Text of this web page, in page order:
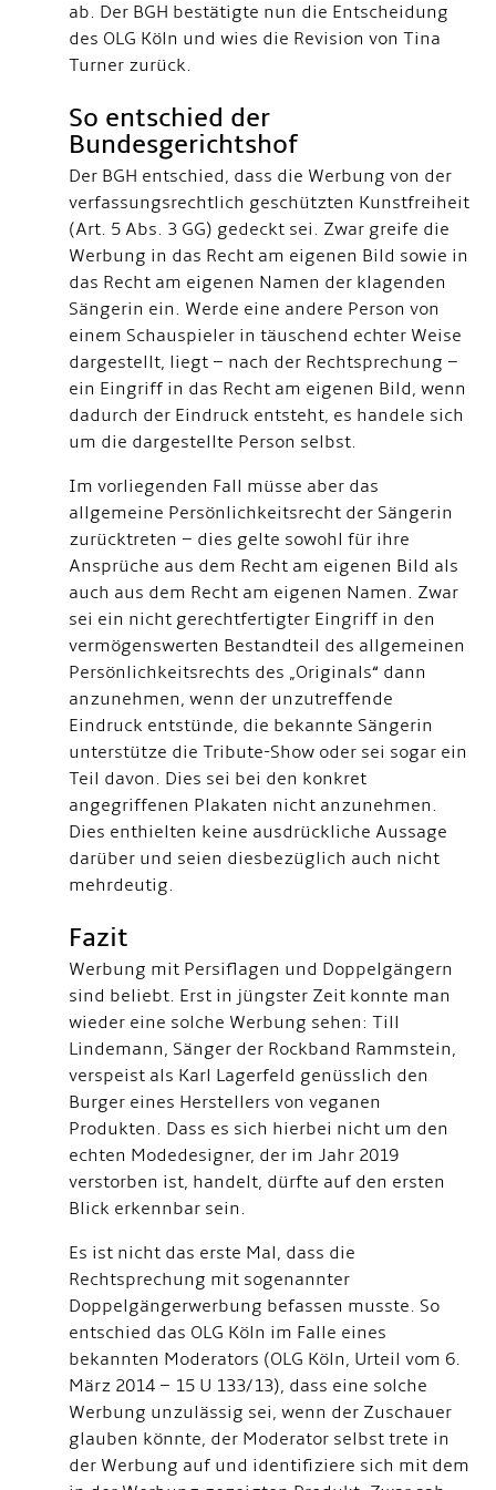
ab. Der BGH bestätigte nun die Entscheidung
des OLG Köln und wies die Revision von Tina
Turner zurück.
So entschied der
Bundesgerichtshof
Der BGH entschied, dass die Werbung von der
verfassungsrechtlich geschützten Kunstfreiheit
(Art. 5 Abs. 3 GG) gedeckt sei. Zwar greife die
Werbung in das Recht am eigenen Bild sowie in
das Recht am eigenen Namen der klagenden
Sängerin ein. Werde eine andere Person von
einem Schauspieler in täuschend echter Weise
dargestellt, liegt – nach der Rechtsprechung –
ein Eingriff in das Recht am eigenen Bild, wenn
dadurch der Eindruck entsteht, es handele sich
um die dargestellte Person selbst.
Im vorliegenden Fall müsse aber das
allgemeine Persönlichkeitsrecht der Sängerin
zurücktreten – dies gelte sowohl für ihre
Ansprüche aus dem Recht am eigenen Bild als
auch aus dem Recht am eigenen Namen. Zwar
sei ein nicht gerechtfertigter Eingriff in den
vermögenswerten Bestandteil des allgemeinen
Persönlichkeitsrechts des „Originals“ dann
anzunehmen, wenn der unzutreffende
Eindruck entstünde, die bekannte Sängerin
unterstütze die Tribute-Show oder sei sogar ein
Teil davon. Dies sei bei den konkret
angegriffenen Plakaten nicht anzunehmen.
Dies enthielten keine ausdrückliche Aussage
darüber und seien diesbezüglich auch nicht
mehrdeutig.
Fazit
Werbung mit Persiflagen und Doppelgängern
sind beliebt. Erst in jüngster Zeit konnte man
wieder eine solche Werbung sehen: Till
Lindemann, Sänger der Rockband Rammstein,
verspeist als Karl Lagerfeld genüsslich den
Burger eines Herstellers von veganen
Produkten. Dass es sich hierbei nicht um den
echten Modedesigner, der im Jahr 2019
verstorben ist, handelt, dürfte auf den ersten
Blick erkennbar sein.
Es ist nicht das erste Mal, dass die
Rechtsprechung mit sogenannter
Doppelgängerwerbung befassen musste. So
entschied das OLG Köln im Falle eines
bekannten Moderators (OLG Köln, Urteil vom 6.
März 2014 – 15 U 133/13), dass eine solche
Werbung unzulässig sei, wenn der Zuschauer
glauben könnte, der Moderator selbst trete in
der Werbung auf und identifiziere sich mit dem